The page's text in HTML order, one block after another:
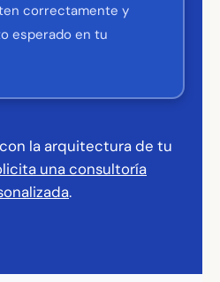
correctamente y
esperado en tu
la arquitectura de tu
una consultoría
.